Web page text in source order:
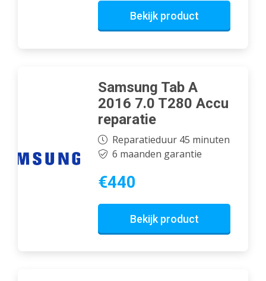
Bekijk product
Samsung Tab A
2016 7.0 T280 Accu
reparatie
Reparatieduur 45 minuten
6 maanden garantie
€440
Bekijk product